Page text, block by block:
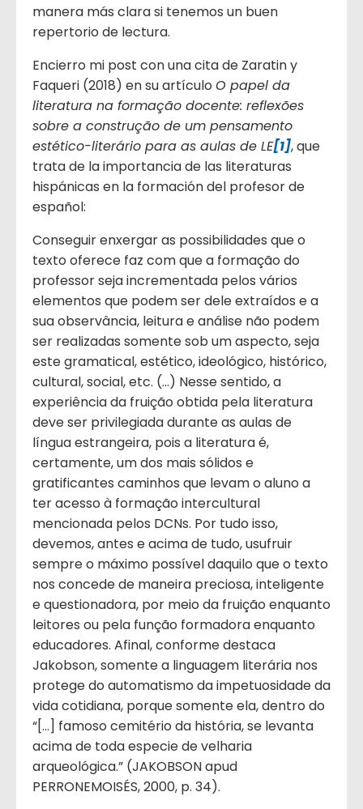
manera más clara si tenemos un buen
repertorio de lectura.
Encierro mi post con una cita de Zaratin y
Faqueri (2018) en su artículo O papel da
literatura na formação docente: reflexões
sobre a construção de um pensamento
estético-literário para as aulas de LE[1], que
trata de la importancia de las literaturas
hispánicas en la formación del profesor de
español:
Conseguir enxergar as possibilidades que o
texto oferece faz com que a formação do
professor seja incrementada pelos vários
elementos que podem ser dele extraídos e a
sua observância, leitura e análise não podem
ser realizadas somente sob um aspecto, seja
este gramatical, estético, ideológico, histórico,
cultural, social, etc. (…) Nesse sentido, a
experiência da fruição obtida pela literatura
deve ser privilegiada durante as aulas de
língua estrangeira, pois a literatura é,
certamente, um dos mais sólidos e
gratificantes caminhos que levam o aluno a
ter acesso à formação intercultural
mencionada pelos DCNs. Por tudo isso,
devemos, antes e acima de tudo, usufruir
sempre o máximo possível daquilo que o texto
nos concede de maneira preciosa, inteligente
e questionadora, por meio da fruição enquanto
leitores ou pela função formadora enquanto
educadores. Afinal, conforme destaca
Jakobson, somente a linguagem literária nos
protege do automatismo da impetuosidade da
vida cotidiana, porque somente ela, dentro do
“[…] famoso cemitério da história, se levanta
acima de toda especie de velharia
arqueológica.” (JAKOBSON apud
PERRONEMOISÉS, 2000, p. 34).